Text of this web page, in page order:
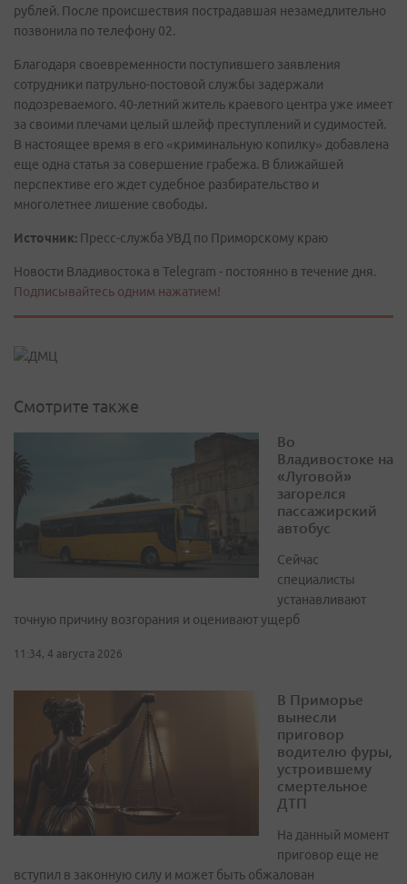
рублей. После происшествия пострадавшая незамедлительно
позвонила по телефону 02.
Благодаря своевременности поступившего заявления
сотрудники патрульно-постовой службы задержали
подозреваемого. 40-летний житель краевого центра уже имеет
за своими плечами целый шлейф преступлений и судимостей.
В настоящее время в его «криминальную копилку» добавлена
еще одна статья за совершение грабежа. В ближайшей
перспективе его ждет судебное разбирательство и
многолетнее лишение свободы.
Источник: Пресс-служба УВД по Приморскому краю
Новости Владивостока в Telegram - постоянно в течение дня.
Подписывайтесь одним нажатием!
Смотрите также
Во
Владивостоке на
«Луговой»
загорелся
пассажирский
автобус
Сейчас
специалисты
устанавливают
точную причину возгорания и оценивают ущерб
11:34, 4 августа 2026
В Приморье
вынесли
приговор
водителю фуры,
устроившему
смертельное
ДТП
На данный момент
приговор еще не
вступил в законную силу и может быть обжалован